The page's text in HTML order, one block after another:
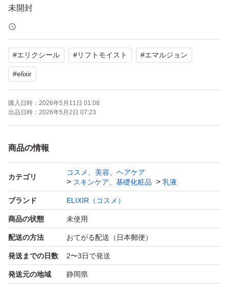
未開封
2026.05購入
お値下げ交渉不可
再出品、おまとめ割引たまわります
#エリクシール #リフトモイスト #エマルジョン
#elixir
購入日時： 2026年5月11日 01:08
出品日時： 2026年5月2日 07:23
商品の情報
カテゴリ
コスメ、美容、ヘアケア
スキンケア、基礎化粧品
乳液
ブランド ELIXIR（コスメ）
商品の状態 未使用
配送の方法 おてがる配送（日本郵便）
発送までの日数 2〜3日で発送
発送元の地域 静岡県